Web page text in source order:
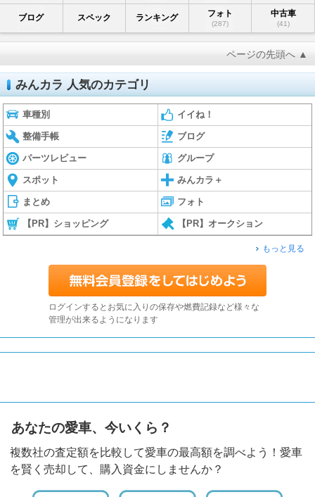
ブログ スペック ランキング フォト
(287)
中古車
(41)
ページの先頭へ ▲
みんカラ 人気のカテゴリ
車種別 イイね！
整備手帳 ブログ
パーツレビュー グループ
スポット みんカラ＋
まとめ フォト
【PR】ショッピング 【PR】オークション
もっと見る
ログインするとお気に入りの保存や燃費記録など様々な
管理が出来るようになります
あなたの愛車、今いくら？
複数社の査定額を比較して愛車の最高額を調べよう！愛車
を賢く売却して、購入資金にしませんか？